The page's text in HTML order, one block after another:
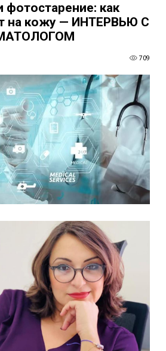
фотостарение: как
на кожу — ИНТЕРВЬЮ С
709